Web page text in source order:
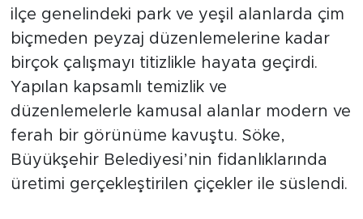
ilçe genelindeki park ve yeşil alanlarda çim
biçmeden peyzaj düzenlemelerine kadar
birçok çalışmayı titizlikle hayata geçirdi.
Yapılan kapsamlı temizlik ve
düzenlemelerle kamusal alanlar modern ve
ferah bir görünüme kavuştu. Söke,
Büyükşehir Belediyesi’nin fidanlıklarında
üretimi gerçekleştirilen çiçekler ile süslendi.